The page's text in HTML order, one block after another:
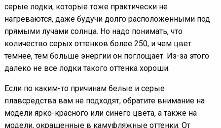
серые лодки, которые тоже практически не
нагреваются, даже будучи долго расположенными под
прямыми лучами солнца. Но надо понимать, что
количество серых оттенков более 250, и чем цвет
темнее, тем больше энергии он поглощает. Из-за этого
далеко не все лодки такого оттенка хороши.
Если по каким-то причинам белые и серые
плавсредства вам не подходят, обратите внимание на
модели ярко-красного или синего цвета, а также на
модели, окрашенные в камуфляжные оттенки. От